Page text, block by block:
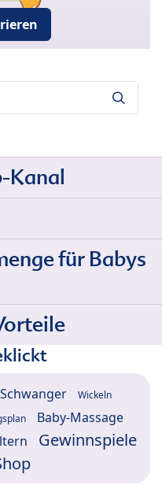
Kanal
für Babys
Schwanger Wickeln
Baby-Massage
Gewinnspiele